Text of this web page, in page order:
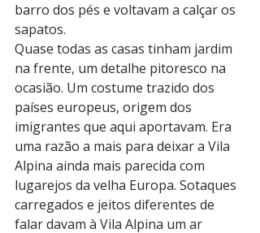
barro dos pés e voltavam a calçar os
sapatos.
Quase todas as casas tinham jardim
na frente, um detalhe pitoresco na
ocasião. Um costume trazido dos
países europeus, origem dos
imigrantes que aqui aportavam. Era
uma razão a mais para deixar a Vila
Alpina ainda mais parecida com
lugarejos da velha Europa. Sotaques
carregados e jeitos diferentes de
falar davam à Vila Alpina um ar